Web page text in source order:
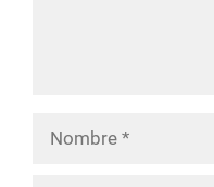
Nombre